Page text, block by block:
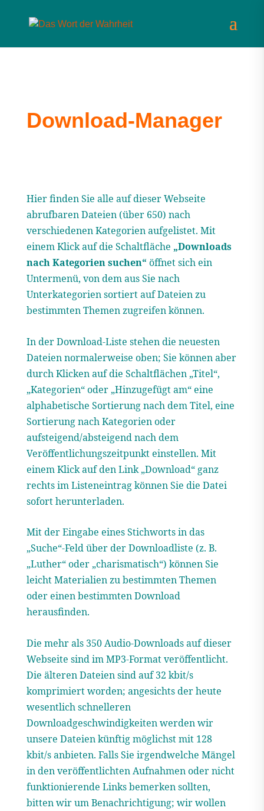
Download-Manager
Hier finden Sie alle auf dieser Webseite
abrufbaren Dateien (über 650) nach
verschiedenen Kategorien aufgelistet. Mit
einem Klick auf die Schaltfläche „Downloads
nach Kategorien suchen“öffnet sich ein
Untermenü, von dem aus Sie nach
Unterkategorien sortiert auf Dateien zu
bestimmten Themen zugreifen können.
In der Download-Liste stehen die neuesten
Dateien normalerweise oben; Sie können aber
durch Klicken auf die Schaltflächen „Titel“,
„Kategorien“ oder „Hinzugefügt am“ eine
alphabetische Sortierung nach dem Titel, eine
Sortierung nach Kategorien oder
aufsteigend/absteigend nach dem
Veröffentlichungszeitpunkt einstellen. Mit
einem Klick auf den Link „Download“ ganz
rechts im Listeneintrag können Sie die Datei
sofort herunterladen.
Mit der Eingabe eines Stichworts in das
„Suche“-Feld über der Downloadliste (z. B.
„Luther“ oder „charismatisch“) können Sie
leicht Materialien zu bestimmten Themen
oder einen bestimmten Download
herausfinden.
Die mehr als 350 Audio-Downloads auf dieser
Webseite sind im MP3-Format veröffentlicht.
Die älteren Dateien sind auf 32 kbit/s
komprimiert worden; angesichts der heute
wesentlich schnelleren
Downloadgeschwindigkeiten werden wir
unsere Dateien künftig möglichst mit 128
kbit/s anbieten. Falls Sie irgendwelche Mängel
in den veröffentlichten Aufnahmen oder nicht
funktionierende Links bemerken sollten,
bitten wir um Benachrichtigung; wir wollen